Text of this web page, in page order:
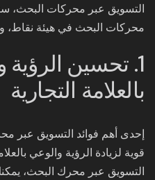
التسويق عبر محركات البحث،
محركات البحث في هيئة نقاط،
1. تحسين الرؤية
بالعلامة التجارية
قوية لزيادة الرؤية والوعي
التسويق عبر محرك البحث،